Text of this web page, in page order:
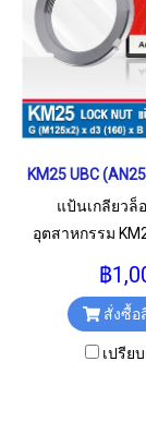
KM25 UBC
แป้นเกลียวล็
อุตสาหกรรม
฿
สั่งซื้อ
เปรีย